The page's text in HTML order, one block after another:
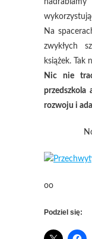
Na
zwykłych
książek. Tak
Nic nie
przedszkola
rozwoju i
oo
Podziel się: